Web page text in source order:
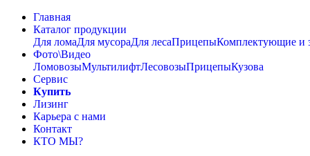
Главная
Каталог продукции
Для ломаДля мусораДля лесаПрицепыКомплектующие и
Фото\Видео
ЛомовозыМультилифтЛесовозыПрицепыКузова
Сервис
Купить
Лизинг
Карьера с нами
Контакт
КТО МЫ?